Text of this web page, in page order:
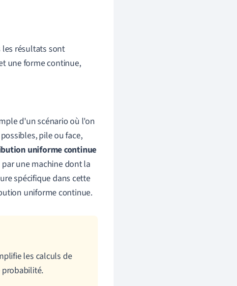
résultats sont
une forme continue,
d'un scénario où l'on
pile ou face,
uniforme continue
une machine dont la
spécifique dans cette
uniforme continue.
les calculs de